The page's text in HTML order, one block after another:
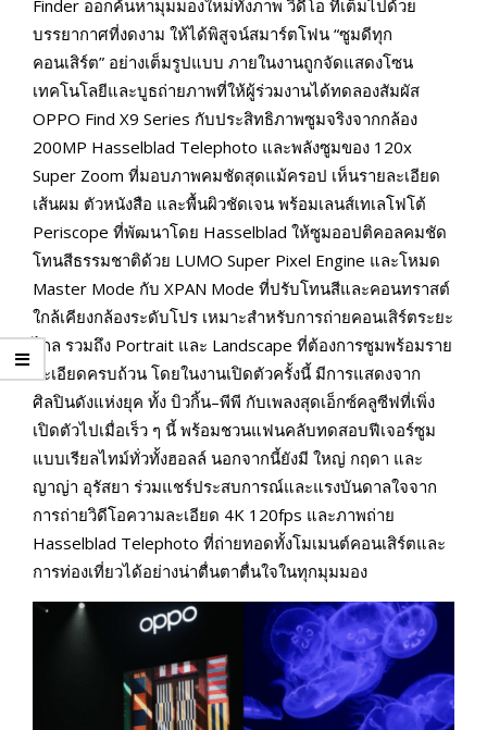
Finder ออกค้นหามุมมองใหม่ทั้งภาพ วิดีโอ ที่เต็มไปด้วย
บรรยากาศที่งดงาม ให้ได้พิสูจน์สมาร์ตโฟน “ซูมดีทุก
คอนเสิร์ต” อย่างเต็มรูปแบบ ภายในงานถูกจัดแสดงโซน
เทคโนโลยีและบูธถ่ายภาพที่ให้ผู้ร่วมงานได้ทดลองสัมผัส
OPPO Find X9 Series กับประสิทธิภาพซูมจริงจากกล้อง
200MP Hasselblad Telephoto และพลังซูมของ 120x
Super Zoom ที่มอบภาพคมชัดสุดแม้ครอป เห็นรายละเอียด
เส้นผม ตัวหนังสือ และพื้นผิวชัดเจน พร้อมเลนส์เทเลโฟโต้
Periscope ที่พัฒนาโดย Hasselblad ให้ซูมออปติคอลคมชัด
โทนสีธรรมชาติด้วย LUMO Super Pixel Engine และโหมด
Master Mode กับ XPAN Mode ที่ปรับโทนสีและคอนทราสต์
ใกล้เคียงกล้องระดับโปร เหมาะสำหรับการถ่ายคอนเสิร์ตระยะ
ไกล รวมถึง Portrait และ Landscape ที่ต้องการซูมพร้อมราย
ละเอียดครบถ้วน โดยในงานเปิดตัวครั้งนี้ มีการแสดงจาก
ศิลปินดังแห่งยุค ทั้ง บิวกิ้น–พีพี กับเพลงสุดเอ็กซ์คลูซีฟที่เพิ่ง
เปิดตัวไปเมื่อเร็ว ๆ นี้ พร้อมชวนแฟนคลับทดสอบฟีเจอร์ซูม
แบบเรียลไทม์ทั่วทั้งฮอลล์ นอกจากนี้ยังมี ใหญ่ กฤดา และ
ญาญ่า อุรัสยา ร่วมแชร์ประสบการณ์และแรงบันดาลใจจาก
การถ่ายวิดีโอความละเอียด 4K 120fps และภาพถ่าย
Hasselblad Telephoto ที่ถ่ายทอดทั้งโมเมนต์คอนเสิร์ตและ
การท่องเที่ยวได้อย่างน่าตื่นตาตื่นใจในทุกมุมมอง